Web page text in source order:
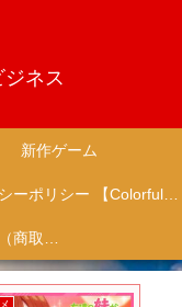
ジネス
新作ゲーム
プライバシーポリシー 【Colorful Creation】
特定商取引法に基づく表記（商取引に関する開示）